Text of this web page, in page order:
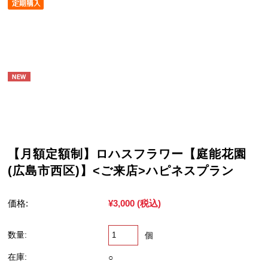
【月額定額制】ロハスフラワー【庭能花園
(広島市西区)】<ご来店>ハピネスプラン
価格: ¥3,000 (税込)
数量: 個
在庫: ○